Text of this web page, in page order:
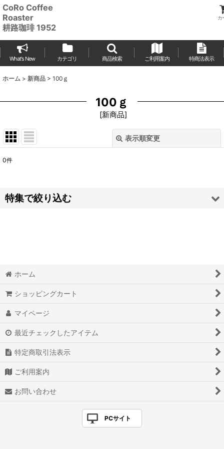
CoRo Coffee
Roaster
耕路珈琲 1952
カ
What's New カテゴリ 商品検索 ご利用案内 特商法表示
ホーム > 新商品 > 100ｇ
100ｇ
[新商品]
表示順変更
並び順:
0件
特集で絞り込む
ホーム
ショッピングカート
マイページ
最近チェックしたアイテム
特定商取引法表示
ご利用案内
お問い合わせ
PCサイト